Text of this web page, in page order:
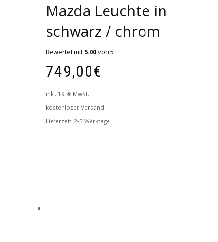
Mazda Leuchte in
schwarz / chrom
Bewertet mit 5.00von 5
749,00€
inkl. 19 % MwSt.
kostenloser Versand!
Lieferzeit: 2-3 Werktage